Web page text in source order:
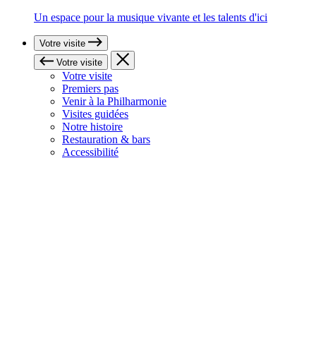
Un espace pour la musique vivante et les talents d'ici
Votre visite
Votre visite
Votre visite
Premiers pas
Venir à la Philharmonie
Visites guidées
Notre histoire
Restauration & bars
Accessibilité